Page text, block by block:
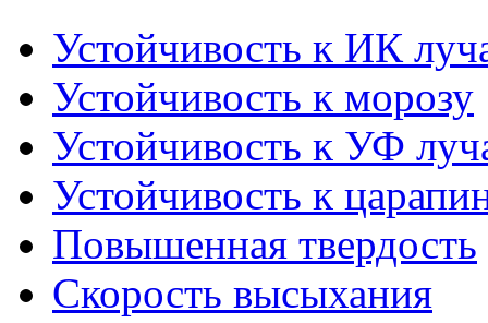
Устойчивость к ИК
Устойчивость к морозу
Устойчивость к УФ
Устойчивость к
Повышенная твердость
Скорость высыхания